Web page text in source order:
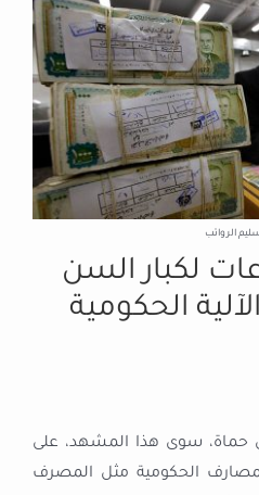
الرواتب
لكبار السن
الحكومية
حماة، سوى هذا المشهد، على
الحكومية مثل المصرف